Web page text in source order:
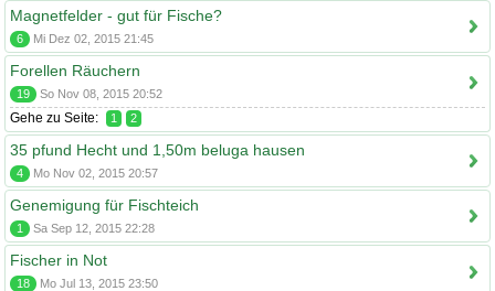
Magnetfelder - gut für Fische?
6 Mi Dez 02, 2015 21:45
Forellen Räuchern
19 So Nov 08, 2015 20:52
Gehe zu Seite: 1 2
35 pfund Hecht und 1,50m beluga hausen
4 Mo Nov 02, 2015 20:57
Genemigung für Fischteich
1 Sa Sep 12, 2015 22:28
Fischer in Not
18 Mo Jul 13, 2015 23:50